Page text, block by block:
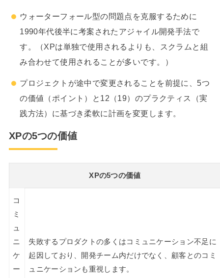
ウォーターフォール型の問題点を克服するために
1990年代後半に考案されたアジャイル開発手法で
す。（XPは単独で使用されるよりも、スクラムと組
み合わせて使用されることが多いです。）
プロジェクトが途中で変更されることを前提に、5つ
の価値（ポイント）と12（19）のプラクティス（実
践方法）に基づき柔軟に計画を変更します。
XPの5つの価値
XPの5つの価値
コ
ミ
ュ
ニ
ケ
ー
失敗するプロダクトの多くはコミュニケーション不足に
起因しており、開発チーム内だけでなく、顧客とのコミ
ュニケーションも重視します。